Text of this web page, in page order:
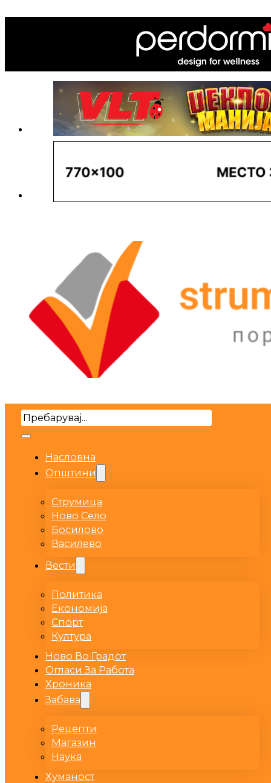
Search
Насловна
Општини
Струмица
Ново Село
Босилово
Василево
Вести
Политика
Економија
Спорт
Култура
Ново Во Градот
Огласи За Работа
Хроника
Забава
Рецепти
Магазин
Наука
Хуманост